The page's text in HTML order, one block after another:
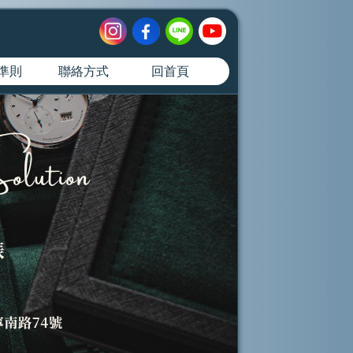
則 聯絡方式 回首頁